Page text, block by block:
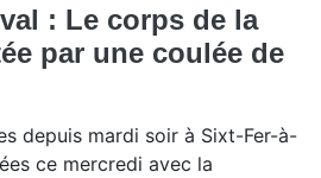
: Le corps de la
par une coulée de
depuis mardi soir à Sixt-Fer-à-
ce mercredi avec la